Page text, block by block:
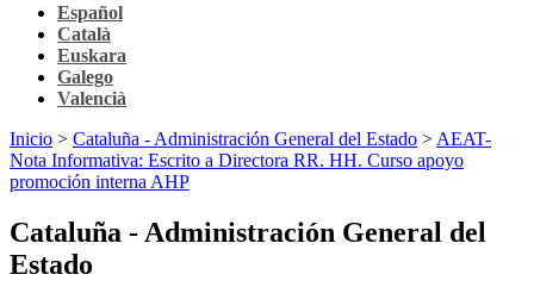
Español
Català
Euskara
Galego
Valencià
Inicio > Cataluña - Administración General del Estado > AEAT-
Nota Informativa: Escrito a Directora RR. HH. Curso apoyo
promoción interna AHP
Cataluña - Administración General del
Estado